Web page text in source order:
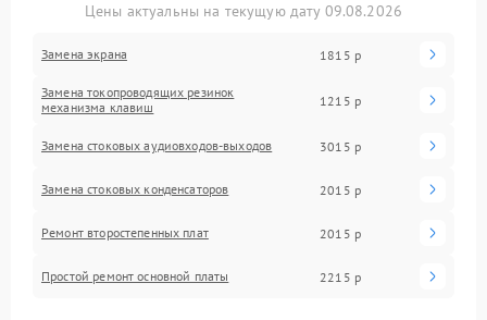
Цены актуальны на текущую дату 09.08.2026
Замена экрана 1815 р
Замена токопроводящих резинок
механизма клавиш
1215 р
Замена стоковых аудиовходов-выходов 3015 р
Замена стоковых конденсаторов 2015 р
Ремонт второстепенных плат 2015 р
Простой ремонт основной платы 2215 р